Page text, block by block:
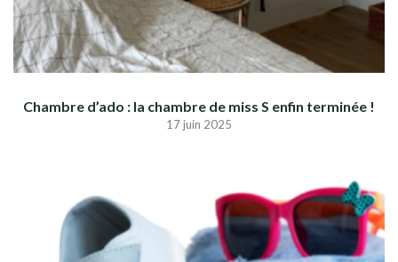
Chambre d’ado : la chambre de miss S enfin terminée !
17 juin 2025